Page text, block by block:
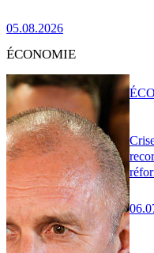
05.08.2026
ÉCONOMIE